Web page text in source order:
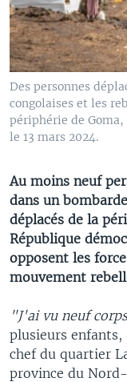
Des personnes
congolaises et les
périphérie de Goma,
le 13 mars 2024.
Au moins neuf
dans un
déplacés de la
République
opposent les
mouvement
"J'ai vu neuf
plusieurs enfants,
chef du quartier
province du